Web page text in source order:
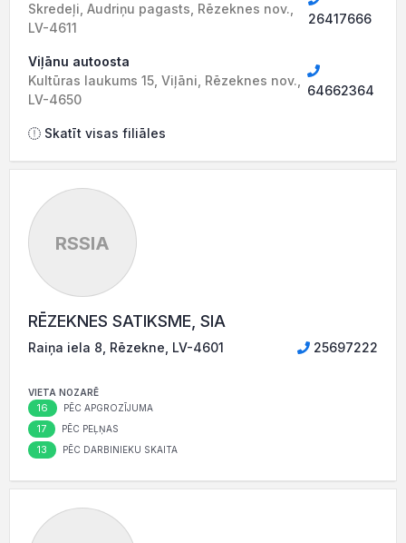
Skredeļi, Audriņu pagasts, Rēzeknes nov.,
LV-4611
26417666
Viļānu autoosta
Kultūras laukums 15, Viļāni, Rēzeknes nov.,
LV-4650
64662364
Skatīt visas filiāles
RSSIA
RĒZEKNES SATIKSME, SIA
Raiņa iela 8, Rēzekne, LV-4601 25697222
VIETA NOZARĒ
16 PĒC APGROZĪJUMA
17 PĒC PEĻŅAS
13 PĒC DARBINIEKU SKAITA